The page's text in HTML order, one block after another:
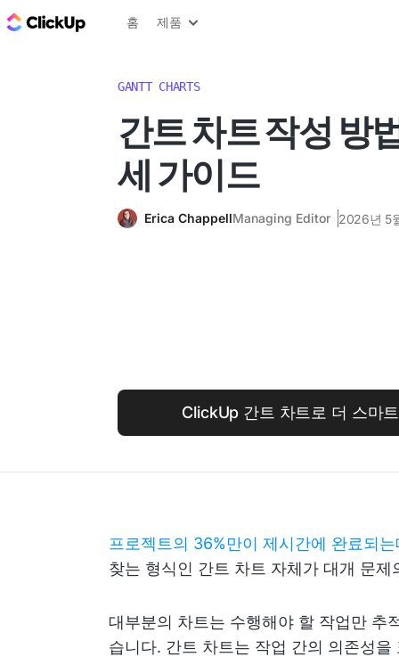
ClickUp 블로그
홈 제품
GANTT CHARTS
간트 차트 작성 방
세 가이드
Erica ChappellManaging Editor 2026년 5
ClickUp 간트 차트로 더 스마
프로젝트의 36%만이 제시간에 완료되는
찾는 형식인 간트 차트 자체가 대개 문제
대부분의 차트는 수행해야 할 작업만 추
습니다. 간트 차트는 작업 간의 의존성